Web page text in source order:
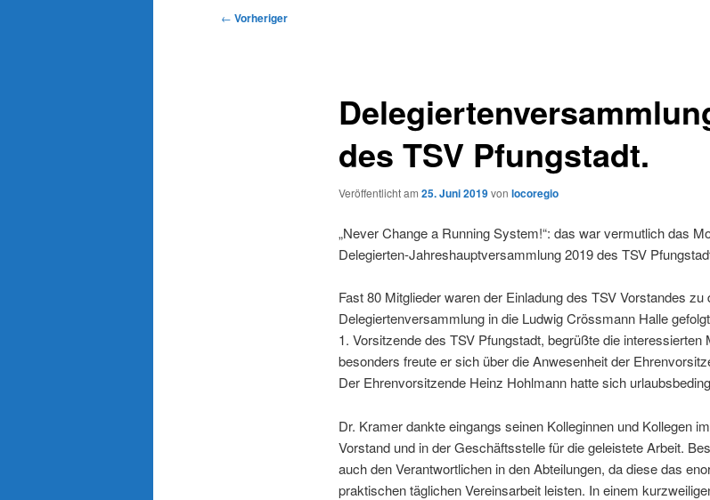
Beitragsnavigation
← Vorheriger
des TSV Pfungstadt.
Veröffentlicht am 25. Juni 2019von locoregio
„Never Change a Running System!“: das war vermutlich das
Delegierten-Jahreshauptversammlung 2019 des TSV
Fast 80 Mitglieder waren der Einladung des TSV Vorstandes zu
Delegiertenversammlung in die Ludwig Crössmann Halle
1. Vorsitzende des TSV Pfungstadt, begrüßte die interessierten
besonders freute er sich über die Anwesenheit der
Der Ehrenvorsitzende Heinz Hohlmann hatte sich
Dr. Kramer dankte eingangs seinen Kolleginnen und Kollegen
Vorstand und in der Geschäftsstelle für die geleistete Arbeit.
auch den Verantwortlichen in den Abteilungen, da diese das
praktischen täglichen Vereinsarbeit leisten. In einem